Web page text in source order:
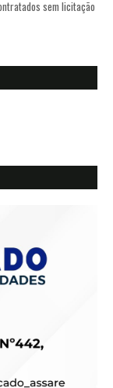
sem licitação